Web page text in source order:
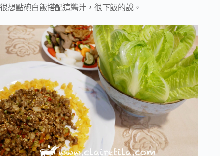
很想點碗白飯搭配這醬汁，很下飯的說。